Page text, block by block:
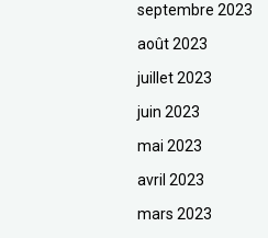
septembre 2023
août 2023
juillet 2023
juin 2023
mai 2023
avril 2023
mars 2023